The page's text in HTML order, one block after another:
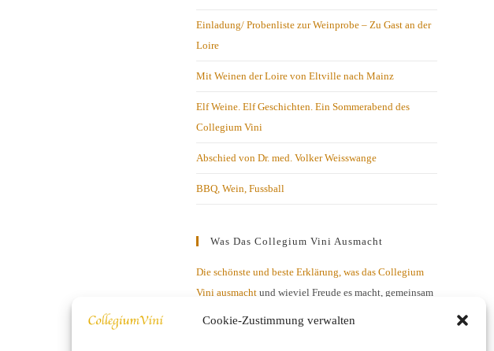
Cookie-Zustimmung verwalten
Einladung/ Probenliste zur Weinprobe – Zu Gast an der
Loire
Mit Weinen der Loire von Eltville nach Mainz
Elf Weine. Elf Geschichten. Ein Sommerabend des
Collegium Vini
Abschied von Dr. med. Volker Weisswange
BBQ, Wein, Fussball
Was Das Collegium Vini Ausmacht
Die schönste und beste Erklärung, was das Collegium
Vini ausmacht und wieviel Freude es macht, gemeinsam